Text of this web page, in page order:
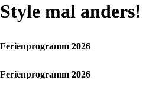
Style mal anders!
Ferienprogramm 2026
Ferienprogramm 2026